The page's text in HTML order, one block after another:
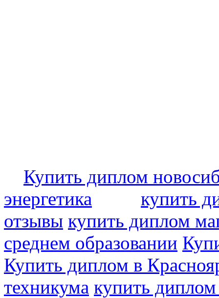
Купить диплом
энергетика
купить
отзывы купить диплом
среднем образовании
Купить диплом в
техникума купить